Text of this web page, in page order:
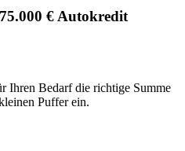
€ Autokredit
Ihren Bedarf die richtige Summe
Puffer ein.